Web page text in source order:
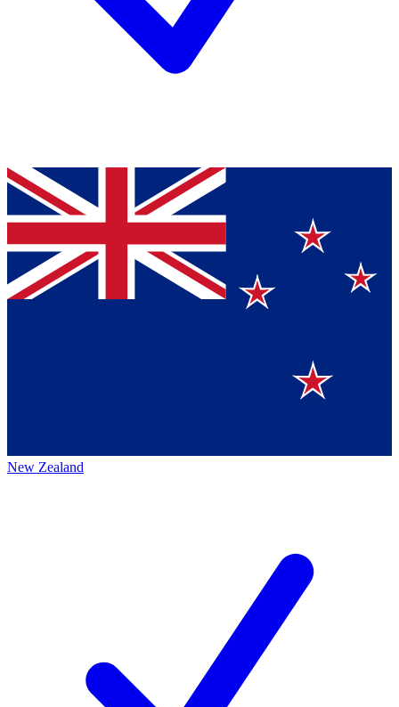
New Zealand